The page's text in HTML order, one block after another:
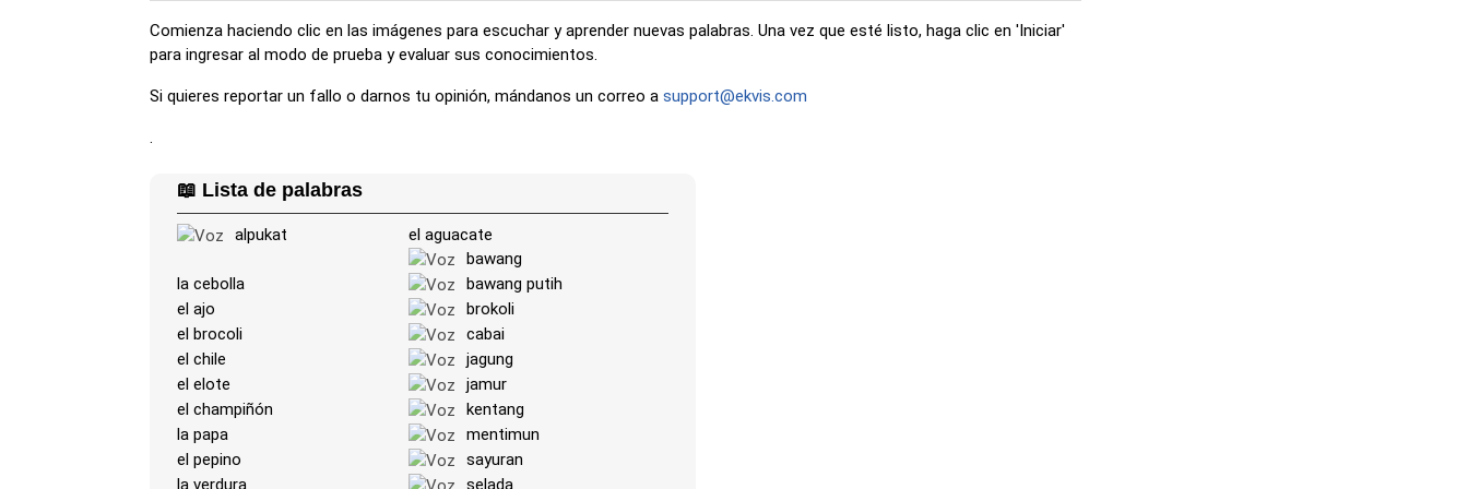
Comienza haciendo clic en las imágenes para escuchar y aprender nuevas palabras. Una vez que esté listo, haga clic en 'Iniciar'
para ingresar al modo de prueba y evaluar sus conocimientos.
Si quieres reportar un fallo o darnos tu opinión, mándanos un correo a support@ekvis.com
.
📖 Lista de palabras
alpukat
el aguacate
bawang
la cebolla
bawang putih
el ajo
brokoli
el brocoli
cabai
el chile
jagung
el elote
jamur
el champiñón
kentang
la papa
mentimun
el pepino
sayuran
la verdura
selada